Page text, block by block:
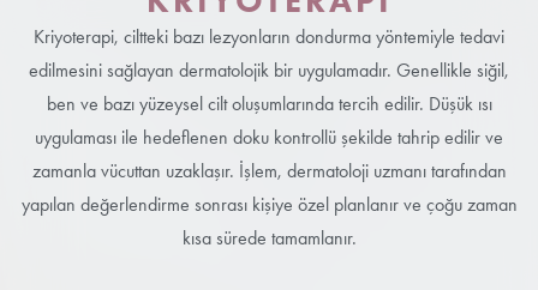
Kriyoterapi, ciltteki bazı lezyonların dondurma yöntemiyle tedavi
edilmesini sağlayan dermatolojik bir uygulamadır. Genellikle siğil,
ben ve bazı yüzeysel cilt oluşumlarında tercih edilir. Düşük ısı
uygulaması ile hedeflenen doku kontrollü şekilde tahrip edilir ve
zamanla vücuttan uzaklaşır. İşlem, dermatoloji uzmanı tarafından
yapılan değerlendirme sonrası kişiye özel planlanır ve çoğu zaman
kısa sürede tamamlanır.